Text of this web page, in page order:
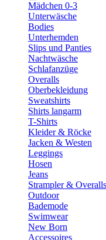
Mädchen 0-3
Unterwäsche
Bodies
Unterhemden
Slips und Panties
Nachtwäsche
Schlafanzüge
Overalls
Oberbekleidung
Sweatshirts
Shirts langarm
T-Shirts
Kleider & Röcke
Jacken & Westen
Leggings
Hosen
Jeans
Strampler & Overalls
Outdoor
Bademode
Swimwear
New Born
Accessoires